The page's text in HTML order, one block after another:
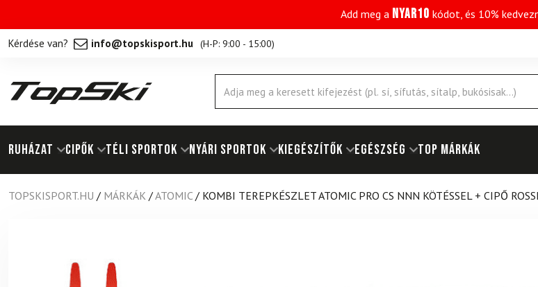
Add meg a NYAR10 kódot, és 10%
Kérdése van? info@topskisport.hu (H-P: 9:00 - 15:00)
Products
search
RUHÁZAT Cipők TÉLI SPORTOK NYÁRI SPORTOK KIEGÉSZÍTŐK EGÉSZSÉG Top márkák
TOPSKISPORT.HU / MÁRKÁK /ATOMIC / KOMBI TEREPKÉSZLET ATOMIC PRO CS NNN KÖTÉSSEL + CIPŐ